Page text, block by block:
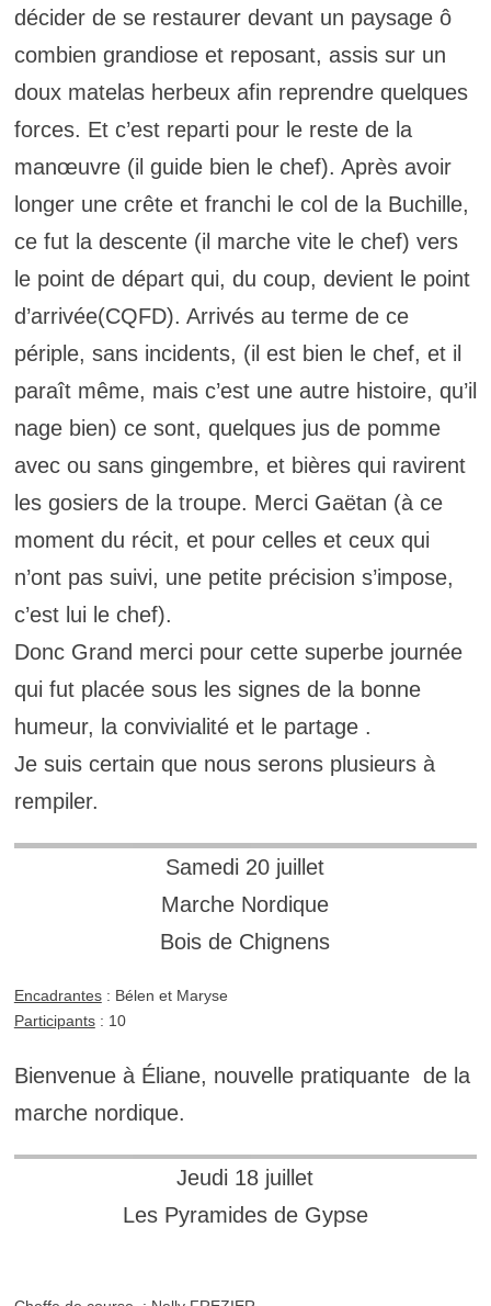
décider de se restaurer devant un paysage ô
combien grandiose et reposant, assis sur un
doux matelas herbeux afin reprendre quelques
forces. Et c’est reparti pour le reste de la
manœuvre (il guide bien le chef). Après avoir
longer une crête et franchi le col de la Buchille,
ce fut la descente (il marche vite le chef) vers
le point de départ qui, du coup, devient le point
d’arrivée(CQFD). Arrivés au terme de ce
périple, sans incidents, (il est bien le chef, et il
paraît même, mais c’est une autre histoire, qu’il
nage bien) ce sont, quelques jus de pomme
avec ou sans gingembre, et bières qui ravirent
les gosiers de la troupe. Merci Gaëtan (à ce
moment du récit, et pour celles et ceux qui
n’ont pas suivi, une petite précision s’impose,
c’est lui le chef).
Donc Grand merci pour cette superbe journée
qui fut placée sous les signes de la bonne
humeur, la convivialité et le partage .
Je suis certain que nous serons plusieurs à
rempiler.
Samedi 20 juillet
Marche Nordique
Bois de Chignens
Encadrantes: Bélen et Maryse
Participants: 10
Bienvenue à Éliane, nouvelle pratiquante de la
marche nordique.
Jeudi 18 juillet
Les Pyramides de Gypse